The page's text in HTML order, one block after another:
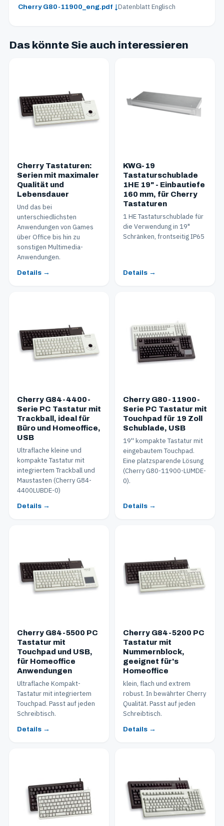
Cherry G80-11900_eng.pdf ↓Datenblatt Englisch
Das könnte Sie auch interessieren
Cherry Tastaturen:
Serien mit maximaler
Qualität und
Lebensdauer
Und das bei
unterschiedlichsten
Anwendungen von Games
über Office bis hin zu
sonstigen Multimedia-
Anwendungen.
Details →
KWG-19
Tastaturschublade
1HE 19" - Einbautiefe
160 mm, für Cherry
Tastaturen
1 HE Tastaturschublade für
die Verwendung in 19"
Schränken, frontseitig IP65
Details →
Cherry G84-4400-
Serie PC Tastatur mit
Trackball, ideal für
Büro und Homeoffice,
USB
Ultraflache kleine und
kompakte Tastatur mit
integriertem Trackball und
Maustasten (Cherry G84-
4400LUBDE-0)
Details →
Cherry G80-11900-
Serie PC Tastatur mit
Touchpad für 19 Zoll
Schublade, USB
19'' kompakte Tastatur mit
eingebautem Touchpad.
Eine platzsparende Lösung
(Cherry G80-11900-LUMDE-
0).
Details →
Cherry G84-5500 PC
Tastatur mit
Touchpad und USB,
für Homeoffice
Anwendungen
Ultraflache Kompakt-
Tastatur mit integriertem
Touchpad. Passt auf jeden
Schreibtisch.
Details →
Cherry G84-5200 PC
Tastatur mit
Nummernblock,
geeignet für's
Homeoffice
klein, flach und extrem
robust. In bewährter Cherry
Qualität. Passt auf jeden
Schreibtisch.
Details →